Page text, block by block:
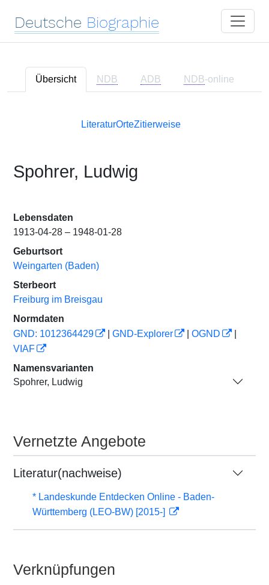
Deutsche Biographie
Übersicht NDB ADB NDB-online
LiteraturOrteZitierweise
Spohrer, Ludwig
Lebensdaten
1913-04-28 – 1948-01-28
Geburtsort
Weingarten (Baden)
Sterbeort
Freiburg im Breisgau
Normdaten
GND: 1012364429
GND-Explorer OGND
VIAF
Namensvarianten
Spohrer, Ludwig
Vernetzte Angebote
Literatur(nachweise)
* Landeskunde Entdecken Online - Baden-
Württemberg (LEO-BW) [2015-]
Verknüpfungen